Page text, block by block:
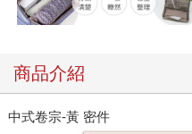
商品介紹
中式卷宗-黃 密件